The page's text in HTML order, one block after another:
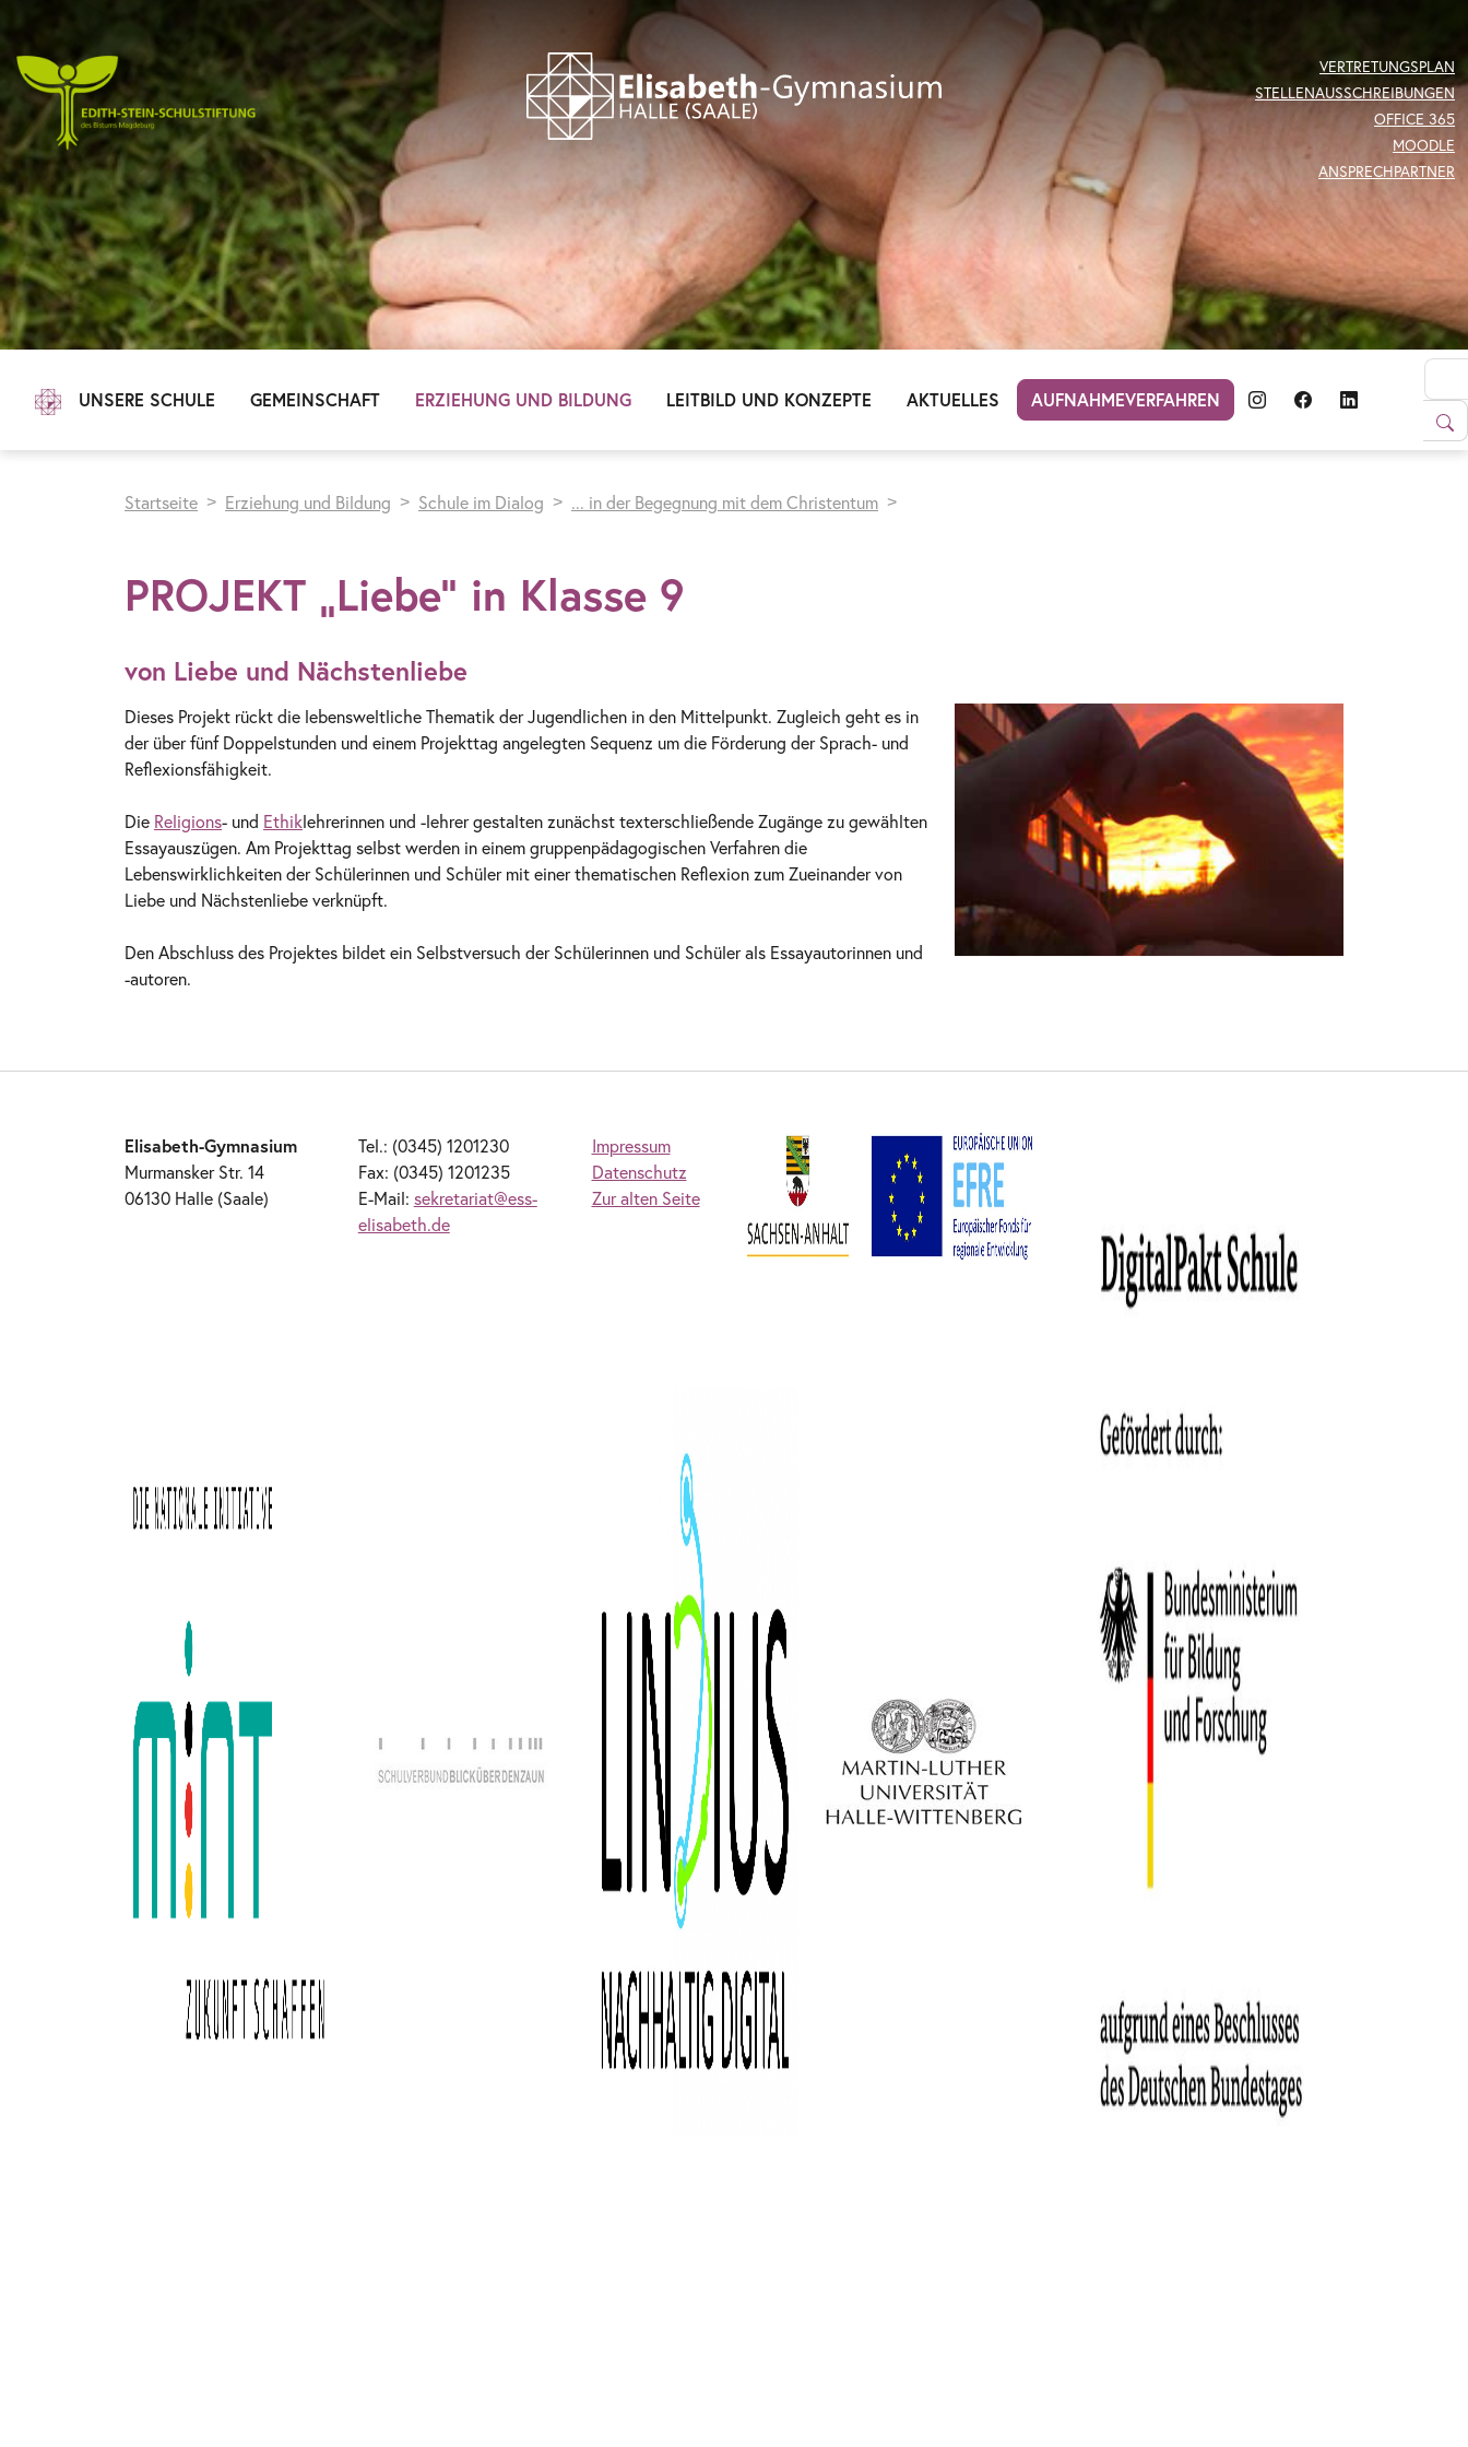
VERTRETUNGSPLAN
STELLENAUSSCHREIBUNGEN
OFFICE 365
MOODLE
ANSPRECHPARTNER
UNSERE SCHULE GEMEINSCHAFT ERZIEHUNG UND BILDUNG LEITBILD UND KONZEPTE AKTUELLES AUFNAHMEVERFAHREN
Startseite Erziehung und Bildung Schule im Dialog ... in der Begegnung mit dem Christentum
PROJEKT „Liebe" in Klasse 9
von Liebe und Nächstenliebe
Dieses Projekt rückt die lebensweltliche Thematik der Jugendlichen in den Mittelpunkt. Zugleich geht es in
der über fünf Doppelstunden und einem Projekttag angelegten Sequenz um die Förderung der Sprach- und
Reflexionsfähigkeit.
Die Religions- und Ethiklehrerinnen und -lehrer gestalten zunächst texterschließende Zugänge zu gewählten
Essayauszügen. Am Projekttag selbst werden in einem gruppenpädagogischen Verfahren die
Lebenswirklichkeiten der Schülerinnen und Schüler mit einer thematischen Reflexion zum Zueinander von
Liebe und Nächstenliebe verknüpft.
Den Abschluss des Projektes bildet ein Selbstversuch der Schülerinnen und Schüler als Essayautorinnen und
-autoren.
Elisabeth-Gymnasium
Murmansker Str. 14
06130 Halle (Saale)
Tel.: (0345) 1201230
Fax: (0345) 1201235
E-Mail: sekretariat@ess-
elisabeth.de
Impressum
Datenschutz
Zur alten Seite